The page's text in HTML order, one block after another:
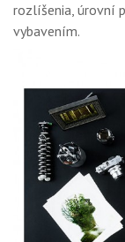
rozlíšenia, úrovní
vybavením.